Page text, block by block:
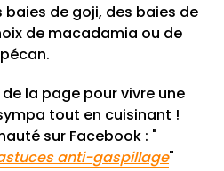
baies de goji, des baies de
de macadamia ou de
pécan.
la page pour vivre une
tout en cuisinant !
sur Facebook : "
anti-gaspillage"